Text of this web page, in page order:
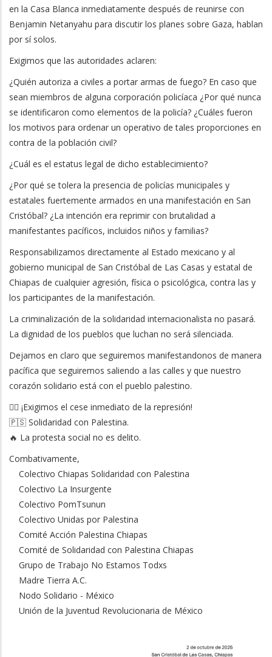
en la Casa Blanca inmediatamente después de reunirse con
Benjamin Netanyahu para discutir los planes sobre Gaza, hablan
por sí solos.
Exigimos que las autoridades aclaren:
¿Quién autoriza a civiles a portar armas de fuego? En caso que
sean miembros de alguna corporación policíaca ¿Por qué nunca
se identificaron como elementos de la policía? ¿Cuáles fueron
los motivos para ordenar un operativo de tales proporciones en
contra de la población civil?
¿Cuál es el estatus legal de dicho establecimiento?
¿Por qué se tolera la presencia de policías municipales y
estatales fuertemente armados en una manifestación en San
Cristóbal? ¿La intención era reprimir con brutalidad a
manifestantes pacíficos, incluidos niños y familias?
Responsabilizamos directamente al Estado mexicano y al
gobierno municipal de San Cristóbal de Las Casas y estatal de
Chiapas de cualquier agresión, física o psicológica, contra las y
los participantes de la manifestación.
La criminalización de la solidaridad internacionalista no pasará.
La dignidad de los pueblos que luchan no será silenciada.
Dejamos en claro que seguiremos manifestandonos de manera
pacífica que seguiremos saliendo a las calles y que nuestro
corazón solidario está con el pueblo palestino.
✊🏽 ¡Exigimos el cese inmediato de la represión!
🇵🇸 Solidaridad con Palestina.
🔥 La protesta social no es delito.
Combativamente,
Colectivo Chiapas Solidaridad con Palestina
Colectivo La Insurgente
Colectivo PomTsunun
Colectivo Unidas por Palestina
Comité Acción Palestina Chiapas
Comité de Solidaridad con Palestina Chiapas
Grupo de Trabajo No Estamos Todxs
Madre Tierra A.C.
Nodo Solidario - México
Unión de la Juventud Revolucionaria de México